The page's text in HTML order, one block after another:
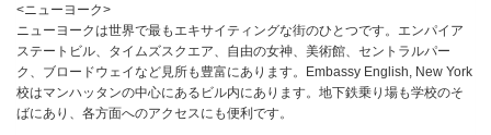
<ニューヨーク>
ニューヨークは世界で最もエキサイティングな街のひとつです。エンパイア
ステートビル、タイムズスクエア、自由の女神、美術館、セントラルパー
ク、ブロードウェイなど見所も豊富にあります。Embassy English, New York
校はマンハッタンの中心にあるビル内にあります。地下鉄乗り場も学校のそ
ばにあり、各方面へのアクセスにも便利です。